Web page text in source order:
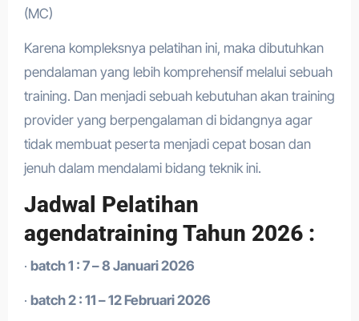
(MC)
Karena kompleksnya pelatihan ini, maka dibutuhkan
pendalaman yang lebih komprehensif melalui sebuah
training. Dan menjadi sebuah kebutuhan akan training
provider yang berpengalaman di bidangnya agar
tidak membuat peserta menjadi cepat bosan dan
jenuh dalam mendalami bidang teknik ini.
Jadwal Pelatihan
agendatraining Tahun 2026 :
· batch 1 : 7 – 8 Januari 2026
· batch 2 : 11 – 12 Februari 2026